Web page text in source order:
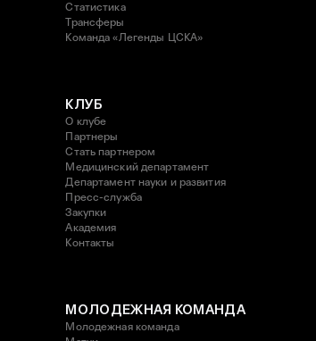
Статистика
Трансферы
Команда «Легенды ЦСКА»
КЛУБ
О клубе
Партнеры
Стать партнером
Медицинский департамент
Департамент науки и развития
Пресс-служба
Закупки
Академия
Контакты
МОЛОДЕЖНАЯ КОМАНДА
Молодежная команда